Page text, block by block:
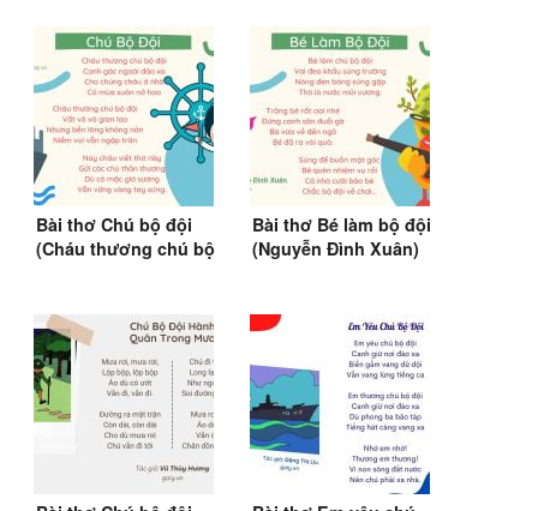
Bài thơ Chú bộ đội
(Cháu thương chú bộ
Bài thơ Bé làm bộ đội
(Nguyễn Đình Xuân)